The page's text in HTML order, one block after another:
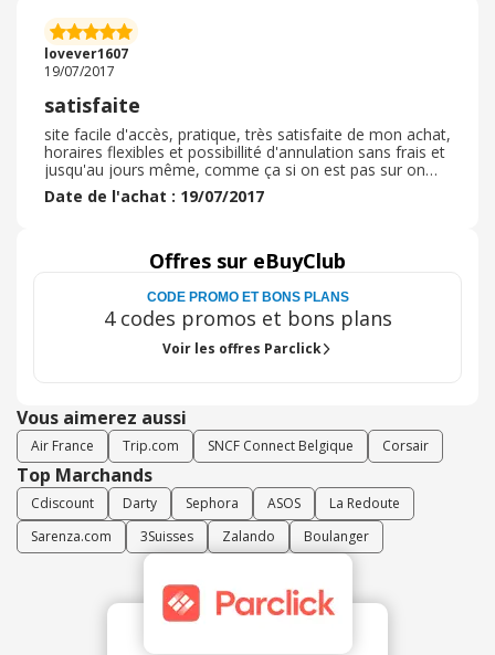
lovever1607
19/07/2017
satisfaite
site facile d'accès, pratique, très satisfaite de mon achat,
horaires flexibles et possibillité d'annulation sans frais et
jusqu'au jours même, comme ça si on est pas sur on
peut annuler. De plus on peut modifier les dates
également, sélectionner le parking qui nous conviens
Date de l'achat : 19/07/2017
Offres sur eBuyClub
CODE PROMO ET BONS PLANS
4 codes promos et bons plans
Voir les offres Parclick
Vous aimerez aussi
Air France Trip.com SNCF Connect Belgique Corsair
Top Marchands
Cdiscount Darty Sephora ASOS
La Redoute
Sarenza.com
3Suisses Zalando Boulanger